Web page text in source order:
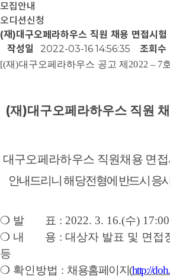
모집안내
오디션신청
(재)대구오페라하우스 직원 채용 면접시험
작성일
2022-03-16 14:56:35 조회수
[(재)대구오페라하우스 공고 제 2022 – 7호
(재)대구오페라하우스 직원
대구오페라하우스 직원채용 면
안내드리니 해당전형에 반드시 응
❍ 발 표 : 2022. 3. 16.(수) 17:00
❍ 내 용 : 대상자 발표 및 면접
등
❍ 확인방법 : 채용홈페이지(http://